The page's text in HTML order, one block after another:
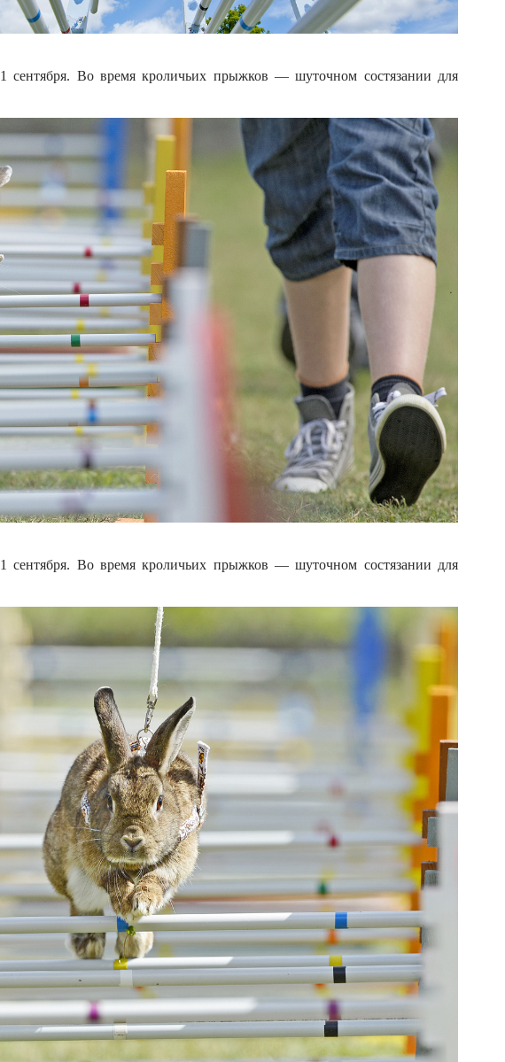
1 сентября. Во время кроличьих прыжков — шуточном состязании для
1 сентября. Во время кроличьих прыжков — шуточном состязании для